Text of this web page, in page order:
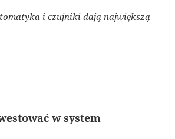
i czujniki dają największą
w system